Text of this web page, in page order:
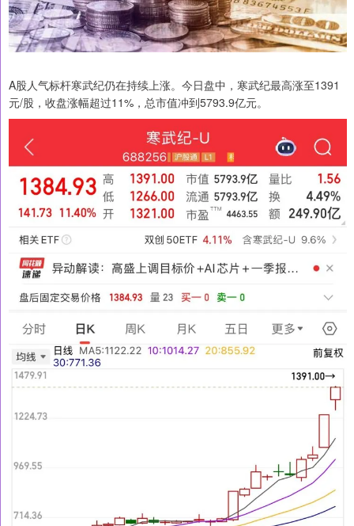
A股人气标杆寒武纪仍在持续上涨。今日盘中，寒武纪最高涨至1391
元/股，收盘涨幅超过11%，总市值冲到5793.9亿元。